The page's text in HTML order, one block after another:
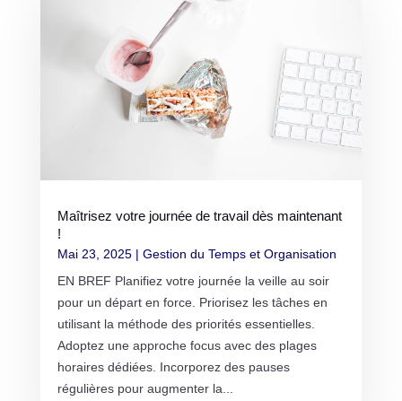
Maîtrisez votre journée de travail dès maintenant
!
Mai 23, 2025| Gestion du Temps et Organisation
EN BREF Planifiez votre journée la veille au soir
pour un départ en force. Priorisez les tâches en
utilisant la méthode des priorités essentielles.
Adoptez une approche focus avec des plages
horaires dédiées. Incorporez des pauses
régulières pour augmenter la...